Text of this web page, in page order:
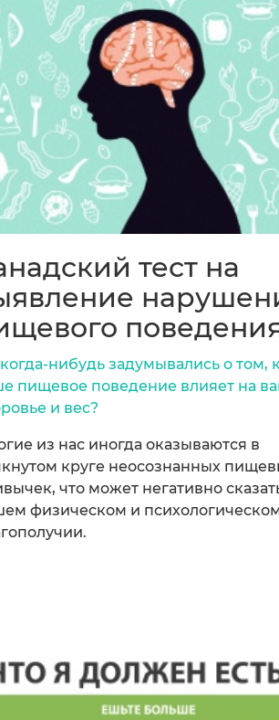
тест на
нибудь задумывались о том,
пищевое поведение влияет на
и вес?
из нас иногда оказываются в
круге неосознанных
что может негативно
физическом и